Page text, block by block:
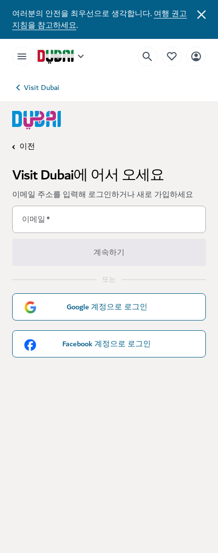
여러분의 안전을 최우선으로 생각합니다.여행 권고
지침을 참고하세요.
Visit Dubai
이전
Visit Dubai에 어서 오세요
이메일 주소를 입력해 로그인하거나 새로 가입하세요
이메일*
계속하기
또는
Google 계정으로 로그인
Facebook 계정으로 로그인